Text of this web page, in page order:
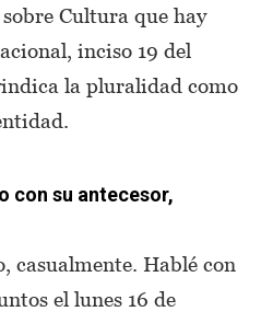
Cultura que hay
inciso 19 del
la pluralidad como
con su antecesor,
casualmente. Hablé con
el lunes 16 de